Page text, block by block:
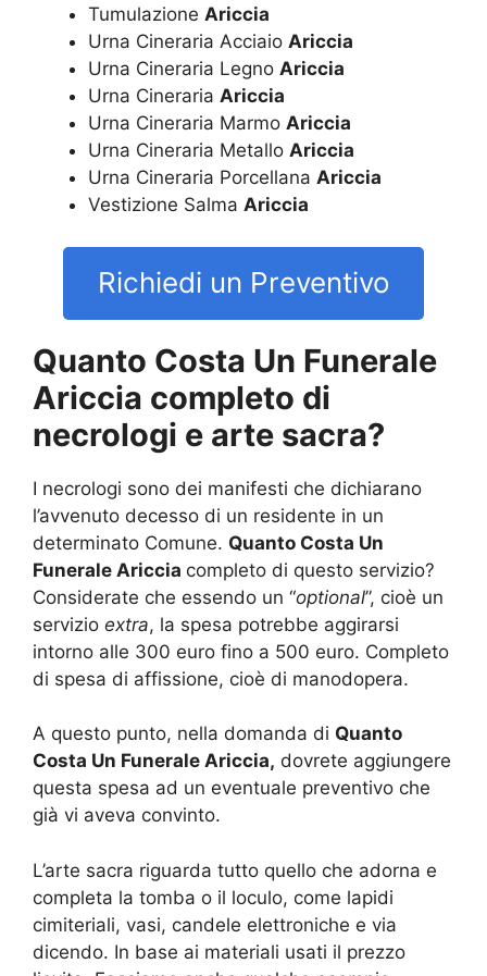
Tumulazione Ariccia
Urna Cineraria Acciaio Ariccia
Urna Cineraria Legno Ariccia
Urna Cineraria Ariccia
Urna Cineraria Marmo Ariccia
Urna Cineraria Metallo Ariccia
Urna Cineraria Porcellana Ariccia
Vestizione Salma Ariccia
Richiedi un Preventivo
Quanto Costa Un Funerale
Ariccia completo di
necrologi e arte sacra?
I necrologi sono dei manifesti che dichiarano
l’avvenuto decesso di un residente in un
determinato Comune. Quanto Costa Un
Funerale Ariccia completo di questo servizio?
Considerate che essendo un “optional”, cioè un
servizio extra, la spesa potrebbe aggirarsi
intorno alle 300 euro fino a 500 euro. Completo
di spesa di affissione, cioè di manodopera.
A questo punto, nella domanda di Quanto
Costa Un Funerale Ariccia, dovrete aggiungere
questa spesa ad un eventuale preventivo che
già vi aveva convinto.
L’arte sacra riguarda tutto quello che adorna e
completa la tomba o il loculo, come lapidi
cimiteriali, vasi, candele elettroniche e via
dicendo. In base ai materiali usati il prezzo